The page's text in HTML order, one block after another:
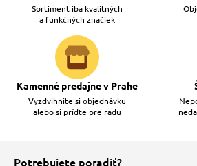
Sortiment iba kvalitných
a funkčných značiek
Kamenné predajne v Prahe
Vyzdvihnite si objednávku
alebo si príďte pre radu
Potrebujete poradiť?